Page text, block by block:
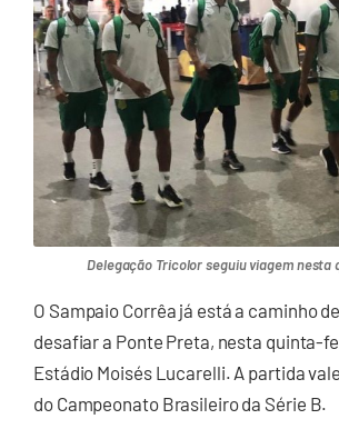
Delegação Tricolor seguiu viagem
O Sampaio Corrêa já está a caminho
desafiar a Ponte Preta, nesta quinta-
Estádio Moisés Lucarelli. A partida
do Campeonato Brasileiro da Série B.